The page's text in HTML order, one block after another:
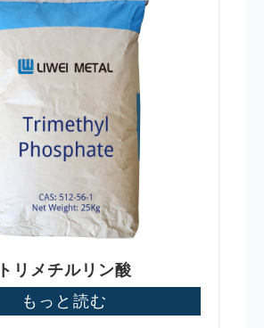
トリメチルリン酸
もっと読む